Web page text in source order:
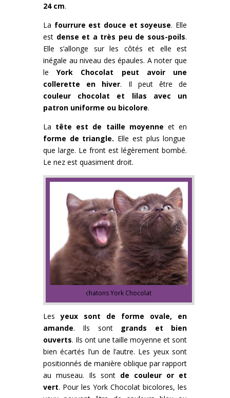
24 cm.
La fourrure est douce et soyeuse. Elle
est dense et a très peu de sous-poils.
Elle s’allonge sur les côtés et elle est
inégale au niveau des épaules. A noter que
leYork Chocolat peut avoir une
collerette en hiver. Il peut être de
couleur chocolat et lilas avec un
patron uniforme ou bicolore.
La tête est de taille moyenne et en
forme de triangle. Elle est plus longue
que large. Le front est légèrement bombé.
Le nez est quasiment droit.
chatons York Chocolat
Lesyeux sont de forme ovale, en
amande. Ils sont grands et bien
ouverts. Ils ont une taille moyenne et sont
bien écartés l’un de l’autre. Les yeux sont
positionnés de manière oblique par rapport
au museau. Ils sont de couleur or et
vert. Pour les York Chocolat bicolores, les